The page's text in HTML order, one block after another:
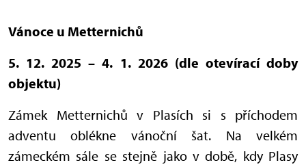
Vánoce u Metternichů
5. 12. 2025 – 4. 1. 2026 (dle otevírací doby
objektu)
Zámek Metternichů v Plasích si s příchodem
adventu oblékne vánoční šat. Na velkém
zámeckém sále se stejně jako v době, kdy Plasy